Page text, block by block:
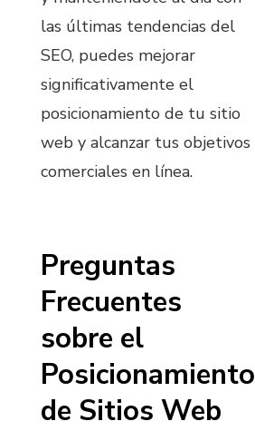
las últimas tendencias del
SEO, puedes mejorar
significativamente el
posicionamiento de tu sitio
web y alcanzar tus objetivos
comerciales en línea.
Preguntas
Frecuentes
sobre el
Posicionamiento
de Sitios Web